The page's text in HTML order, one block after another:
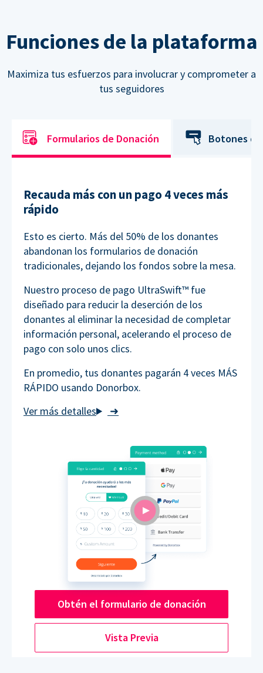
Funciones de la plataforma
Maximiza tus esfuerzos para involucrar y comprometer a
tus seguidores
Formularios de Donación Botones
Recauda más con un pago 4 veces más
rápido
➜
Esto es cierto. Más del 50% de los donantes
abandonan los formularios de donación
tradicionales, dejando los fondos sobre la mesa.
Nuestro proceso de pago UltraSwift™ fue
diseñado para reducir la deserción de los
donantes al eliminar la necesidad de completar
información personal, acelerando el proceso de
pago con solo unos clics.
En promedio, tus donantes pagarán 4 veces MÁS
RÁPIDO usando Donorbox.
Obtén el formulario de donación
Vista Previa